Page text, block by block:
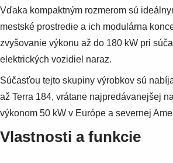
Vďaka kompaktným rozmerom sú
mestské prostredie a ich modulárna
zvyšovanie výkonu až do 180 kW pri
elektrických vozidiel naraz.
Súčasťou tejto skupiny výrobkov sú
až Terra 184, vrátane najpredávanejšej
výkonom 50 kW v Európe a severnej
Vlastnosti a funkcie